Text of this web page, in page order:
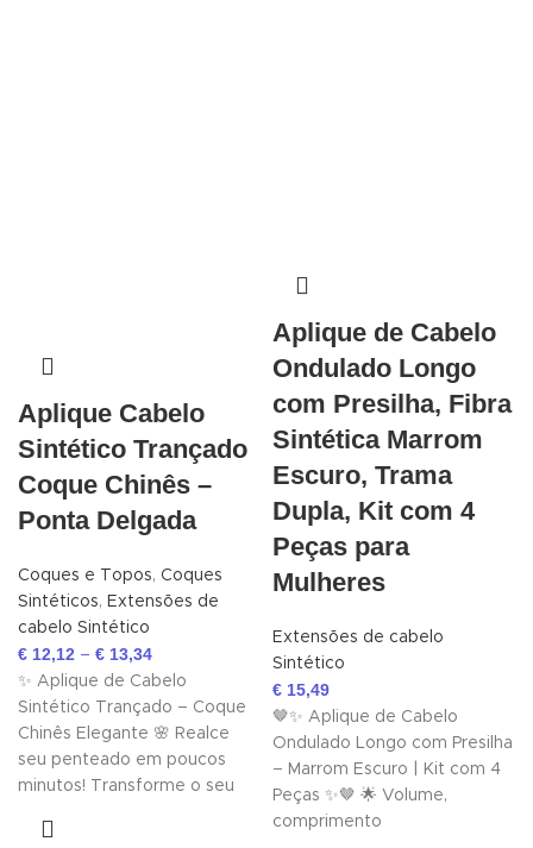
Aplique Cabelo
Sintético Trançado
Coque Chinês –
Ponta Delgada
Coques e Topos, Coques
Sintéticos, Extensões de
cabelo Sintético
€ 12,12 – € 13,34
✨ Aplique de Cabelo
Sintético Trançado – Coque
Chinês Elegante 🌸 Realce
seu penteado em poucos
minutos! Transforme o seu
Aplique de Cabelo
Ondulado Longo
com Presilha, Fibra
Sintética Marrom
Escuro, Trama
Dupla, Kit com 4
Peças para
Mulheres
Extensões de cabelo
Sintético
€ 15,49
🤎✨ Aplique de Cabelo
Ondulado Longo com Presilha
– Marrom Escuro | Kit com 4
Peças ✨🤎 🌟 Volume,
comprimento